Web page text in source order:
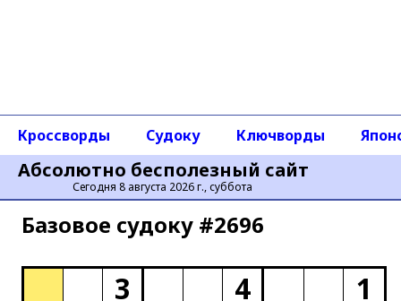
Абсолютно бесполезный сайт
Сегодня 8 августа 2026 г., суббота
Кроссворды Судоку Ключворды
Базовое cудоку #2696
3 4
1